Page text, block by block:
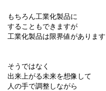
もちろん工業化製品に
することもできますが
工業化製品は限界値があります
そうではなく
出来上がる未来を想像して
人の手で調整しながら